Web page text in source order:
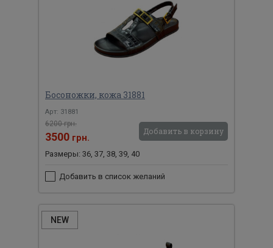
Босоножки, кожа 31881
Арт: 31881
6200 грн.
3500 грн.
Добавить в корзину
Размеры: 36, 37, 38, 39, 40
Добавить в список желаний
NEW